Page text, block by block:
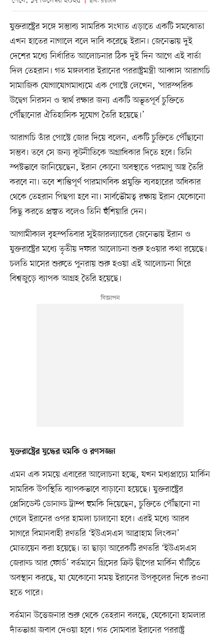
যুক্তরাষ্ট্রের সঙ্গে সম্ভাব্য সামরিক সংঘাত এড়াতে একটি সমঝোতা
এখন হাতের নাগালে বলে দাবি করেছে ইরান। জেনেভায় দুই
দেশের মধ্যে নির্ধারিত আলোচনার ঠিক দুই দিন আগে এই বার্তা
দিল তেহরান। গত মঙ্গলবার ইরানের পররাষ্ট্রমন্ত্রী আব্বাস আরাগচি
সামাজিক যোগাযোগমাধ্যমে এক পোস্টে লেখেন, ‘পারস্পরিক
উদ্বেগ নিরসন ও স্বার্থ রক্ষার জন্য একটি অভূতপূর্ব চুক্তিতে
পৌঁছানোর ঐতিহাসিক সুযোগ তৈরি হয়েছে।’
আরাগচি তাঁর পোস্টে জোর দিয়ে বলেন, একটি চুক্তিতে পৌঁছানো
সম্ভব। তবে সে জন্য কূটনীতিকে অগ্রাধিকার দিতে হবে। তিনি
স্পষ্টভাবে জানিয়েছেন, ইরান কোনো অবস্থাতে পরমাণু অস্ত্র তৈরি
করবে না। তবে শান্তিপূর্ণ পারমাণবিক প্রযুক্তি ব্যবহারের অধিকার
থেকে তেহরান পিছপা হবে না। সার্বভৌমত্ব রক্ষায় ইরান যেকোনো
কিছু করতে প্রস্তুত বলেও তিনি হুঁশিয়ারি দেন।
আগামীকাল বৃহস্পতিবার সুইজারল্যান্ডের জেনেভায় ইরান ও
যুক্তরাষ্ট্রের মধ্যে তৃতীয় দফার আলোচনা শুরু হওয়ার কথা রয়েছে।
চলতি মাসের শুরুতে পুনরায় শুরু হওয়া এই আলোচনা ঘিরে
বিশ্বজুড়ে ব্যাপক আগ্রহ তৈরি হয়েছে।
যুক্তরাষ্ট্রের যুদ্ধের হুমকি ও রণসজ্জা
এমন এক সময়ে এবারের আলোচনা হচ্ছে, যখন মধ্যপ্রাচ্যে মার্কিন
সামরিক উপস্থিতি ব্যাপকভাবে বাড়ানো হয়েছে। যুক্তরাষ্ট্রের
প্রেসিডেন্ট ডোনাল্ড ট্রাম্প হুমকি দিয়েছেন, চুক্তিতে পৌঁছানো না
গেলে ইরানের ওপর হামলা চালানো হবে। এরই মধ্যে আরব
সাগরে বিমানবাহী রণতরি ‘ইউএসএস আব্রাহাম লিংকন’
মোতায়েন করা হয়েছে। তা ছাড়া আরেকটি রণতরি ‘ইউএসএস
জেরাল্ড আর ফোর্ড’ বর্তমানে গ্রিসের ক্রিট দ্বীপের মার্কিন ঘাঁটিতে
অবস্থান করছে, যা যেকোনো সময় ইরানের উপকূলের দিকে রওনা
হতে পারে।
বর্তমান উত্তেজনার শুরু থেকে তেহরান বলছে, যেকোনো হামলার
দাঁতভাঙা জবাব দেওয়া হবে। গত সোমবার ইরানের পররাষ্ট্র